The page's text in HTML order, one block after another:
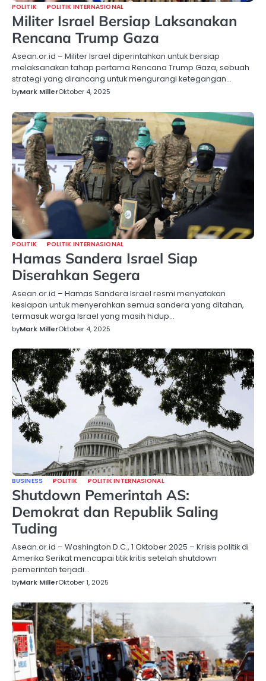
POLITIK POLITIK INTERNASIONAL
Militer Israel Bersiap Laksanakan
Rencana Trump Gaza
Asean.or.id – Militer Israel diperintahkan untuk bersiap
melaksanakan tahap pertama Rencana Trump Gaza, sebuah
strategi yang dirancang untuk mengurangi ketegangan…
byMark MillerOktober 4, 2025
POLITIK POLITIK INTERNASIONAL
Hamas Sandera Israel Siap
Diserahkan Segera
Asean.or.id – Hamas Sandera Israel resmi menyatakan
kesiapan untuk menyerahkan semua sandera yang ditahan,
termasuk warga Israel yang masih hidup…
byMark MillerOktober 4, 2025
BUSINESS POLITIK POLITIK INTERNASIONAL
Shutdown Pemerintah AS:
Demokrat dan Republik Saling
Tuding
Asean.or.id – Washington D.C., 1 Oktober 2025 – Krisis politik di
Amerika Serikat mencapai titik kritis setelah shutdown
pemerintah terjadi…
byMark MillerOktober 1, 2025